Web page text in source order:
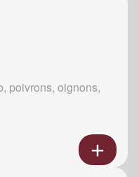
poivrons, oignons,